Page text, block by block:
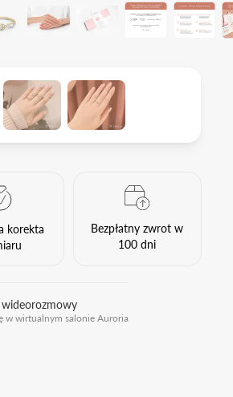
korekta
Bezpłatny zwrot w
100 dni
w wirtualnym salonie Auroria